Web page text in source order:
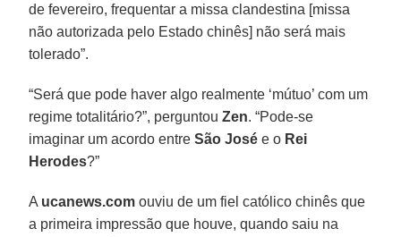
de fevereiro, frequentar a missa clandestina [missa
não autorizada pelo Estado chinês] não será mais
tolerado”.
“Será que pode haver algo realmente ‘mútuo’ com um
regime totalitário?”, perguntouZen. “Pode-se
imaginar um acordo entre São José e o Rei
Herodes?”
A ucanews.com ouviu de um fiel católico chinês que
a primeira impressão que houve, quando saiu na